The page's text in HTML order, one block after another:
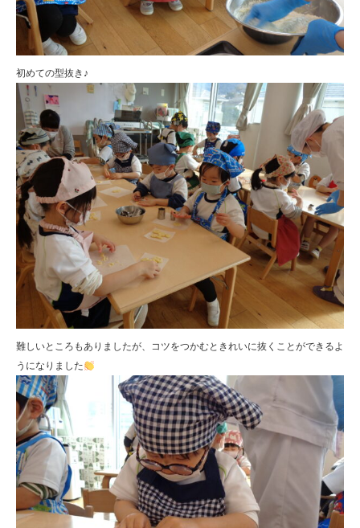
初めての型抜き♪
難しいところもありましたが、コツをつかむときれいに抜くことができるよ
うになりました